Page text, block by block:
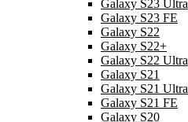
Galaxy S23 Ultra
Galaxy S23 FE
Galaxy S22
Galaxy S22+
Galaxy S22 Ultra
Galaxy S21
Galaxy S21 Ultra
Galaxy S21 FE
Galaxy S20